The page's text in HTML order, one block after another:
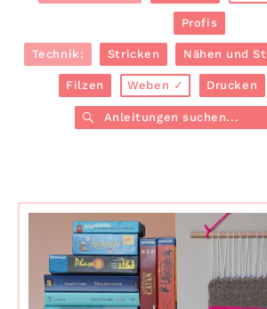
Profis
Technik: Stricken Nähen und
Filzen Weben Drucken
Anleitungen suchen...